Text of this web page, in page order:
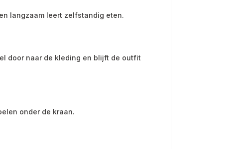
langzaam leert zelfstandig eten.
door naar de kleding en blijft de outfit
onder de kraan.